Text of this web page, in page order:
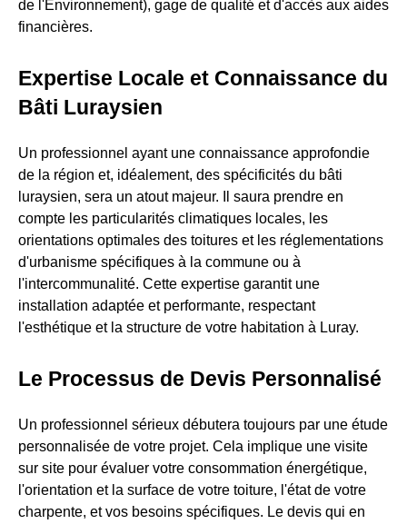
de l'Environnement), gage de qualité et d'accès aux aides
financières.
Expertise Locale et Connaissance du
Bâti Luraysien
Un professionnel ayant une connaissance approfondie
de la région et, idéalement, des spécificités du bâti
luraysien, sera un atout majeur. Il saura prendre en
compte les particularités climatiques locales, les
orientations optimales des toitures et les réglementations
d'urbanisme spécifiques à la commune ou à
l'intercommunalité. Cette expertise garantit une
installation adaptée et performante, respectant
l'esthétique et la structure de votre habitation à Luray.
Le Processus de Devis Personnalisé
Un professionnel sérieux débutera toujours par une étude
personnalisée de votre projet. Cela implique une visite
sur site pour évaluer votre consommation énergétique,
l'orientation et la surface de votre toiture, l'état de votre
charpente, et vos besoins spécifiques. Le devis qui en